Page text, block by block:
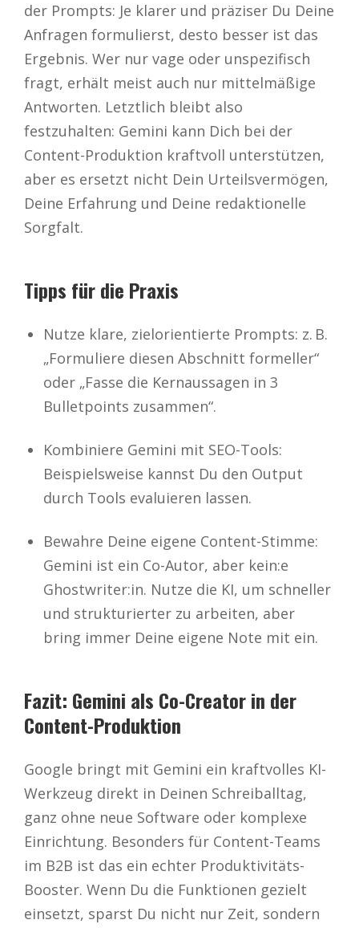
der Prompts: Je klarer und präziser Du Deine
Anfragen formulierst, desto besser ist das
Ergebnis. Wer nur vage oder unspezifisch
fragt, erhält meist auch nur mittelmäßige
Antworten. Letztlich bleibt also
festzuhalten: Gemini kann Dich bei der
Content-Produktion kraftvoll unterstützen,
aber es ersetzt nicht Dein Urteilsvermögen,
Deine Erfahrung und Deine redaktionelle
Sorgfalt.
Tipps für die Praxis
Nutze klare, zielorientierte Prompts: z. B.
„Formuliere diesen Abschnitt formeller“
oder „Fasse die Kernaussagen in 3
Bulletpoints zusammen“.
Kombiniere Gemini mit SEO-Tools:
Beispielsweise kannst Du den Output
durch Tools evaluieren lassen.
Bewahre Deine eigene Content-Stimme:
Gemini ist ein Co-Autor, aber kein:e
Ghostwriter:in. Nutze die KI, um schneller
und strukturierter zu arbeiten, aber
bring immer Deine eigene Note mit ein.
Fazit: Gemini als Co-Creator in der
Content-Produktion
Google bringt mit Gemini ein kraftvolles KI-
Werkzeug direkt in Deinen Schreiballtag,
ganz ohne neue Software oder komplexe
Einrichtung. Besonders für Content-Teams
im B2B ist das ein echter Produktivitäts-
Booster. Wenn Du die Funktionen gezielt
einsetzt, sparst Du nicht nur Zeit, sondern